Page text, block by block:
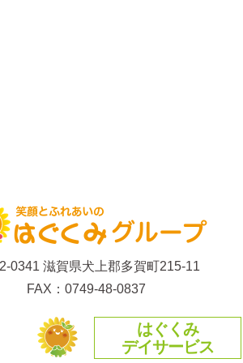
0341 滋賀県犬上郡多賀町215-11
FAX：0749-48-0837
はぐくみ
デイサービス